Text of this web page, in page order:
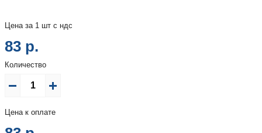
Цена за 1 шт с ндс
83 р.
Количество
Цена к оплате